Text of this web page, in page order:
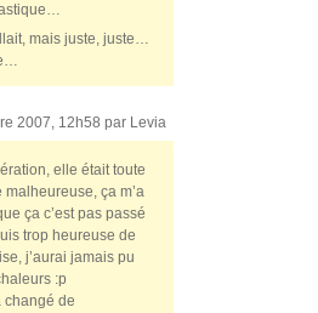
mais juste, juste…
2007, 12h58 par Levia
elle était toute
malheureuse, ça m’a
ça c’est pas passé
trop heureuse de
j’aurai jamais pu
:p
changé de